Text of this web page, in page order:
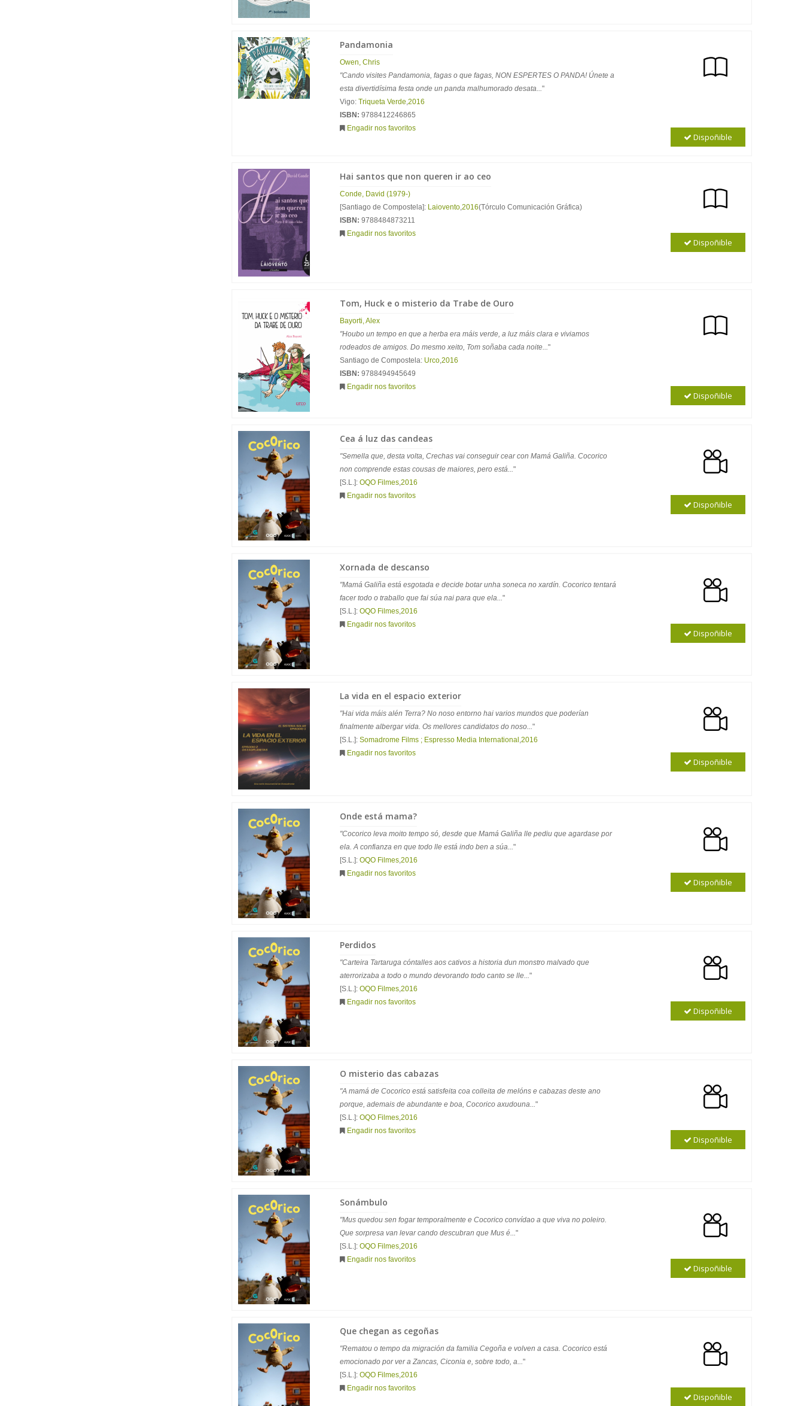
Pandamonia
Owen, Chris
"Cando visites Pandamonia, fagas o que fagas, NON ESPERTES O PANDA! Únete a
esta divertidísima festa onde un panda malhumorado desata..."
Vigo: Triqueta Verde,2016
ISBN: 9788412246865
Engadir nos favoritos
Dispoñible
Hai santos que non queren ir ao ceo
Conde, David (1979-)
[Santiago de Compostela]: Laiovento,2016(Tórculo Comunicación Gráfica)
ISBN: 9788484873211
Engadir nos favoritos
Dispoñible
Tom, Huck e o misterio da Trabe de Ouro
Bayorti, Alex
"Houbo un tempo en que a herba era máis verde, a luz máis clara e viviamos
rodeados de amigos. Do mesmo xeito, Tom soñaba cada noite..."
Santiago de Compostela: Urco,2016
ISBN: 9788494945649
Engadir nos favoritos
Dispoñible
Cea á luz das candeas
"Semella que, desta volta, Crechas vai conseguir cear con Mamá Galiña. Cocorico
non comprende estas cousas de maiores, pero está..."
[S.L.]: OQO Filmes,2016
Engadir nos favoritos
Dispoñible
Xornada de descanso
"Mamá Galiña está esgotada e decide botar unha soneca no xardín. Cocorico tentará
facer todo o traballo que fai súa nai para que ela..."
[S.L.]: OQO Filmes,2016
Engadir nos favoritos
Dispoñible
La vida en el espacio exterior
"Hai vida máis alén Terra? No noso entorno hai varios mundos que poderían
finalmente albergar vida. Os mellores candidatos do noso..."
[S.L.]: Somadrome Films ; Espresso Media International ,2016
Engadir nos favoritos
Dispoñible
Onde está mama?
"Cocorico leva moito tempo só, desde que Mamá Galiña lle pediu que agardase por
ela. A confianza en que todo lle está indo ben a súa..."
[S.L.]: OQO Filmes,2016
Engadir nos favoritos
Dispoñible
Perdidos
"Carteira Tartaruga cóntalles aos cativos a historia dun monstro malvado que
aterrorizaba a todo o mundo devorando todo canto se lle..."
[S.L.]: OQO Filmes,2016
Engadir nos favoritos
Dispoñible
O misterio das cabazas
"A mamá de Cocorico está satisfeita coa colleita de melóns e cabazas deste ano
porque, ademais de abundante e boa, Cocorico axudouna..."
[S.L.]: OQO Filmes,2016
Engadir nos favoritos
Dispoñible
Sonámbulo
"Mus quedou sen fogar temporalmente e Cocorico convídao a que viva no poleiro.
Que sorpresa van levar cando descubran que Mus é..."
[S.L.]: OQO Filmes,2016
Engadir nos favoritos
Dispoñible
Que chegan as cegoñas
"Rematou o tempo da migración da familia Cegoña e volven a casa. Cocorico está
emocionado por ver a Zancas, Ciconia e, sobre todo, a..."
[S.L.]: OQO Filmes,2016
Engadir nos favoritos
Dispoñible